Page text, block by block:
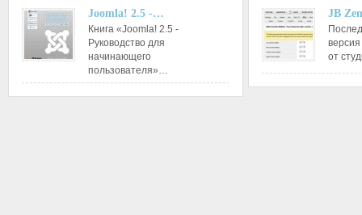
Joomla! 2.5 -…
Книга «Joomla! 2.5 -
Руководство для
начинающего
пользователя»…
JB
от